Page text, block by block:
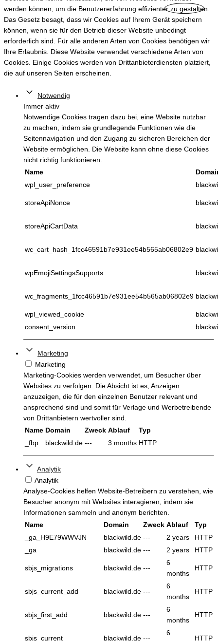
werden können, um die Benutzererfahrung effizienter zu gestalten.
Das Gesetz besagt, dass wir Cookies auf Ihrem Gerät speichern
können, wenn sie für den Betrieb dieser Website unbedingt
erforderlich sind. Für alle anderen Arten von Cookies benötigen wir
Ihre Erlaubnis. Diese Website verwendet verschiedene Arten von
Cookies. Einige Cookies werden von Drittanbieterdiensten platziert,
die auf unseren Seiten erscheinen.
Notwendig
Immer aktiv
Notwendige Cookies tragen dazu bei, eine Website nutzbar
zu machen, indem sie grundlegende Funktionen wie die
Seitennavigation und den Zugang zu sicheren Bereichen der
Website ermöglichen. Die Website kann ohne diese Cookies
nicht richtig funktionieren.
Name
wpl_user_preference
storeApiNonce
storeApiCartData
wc_cart_hash_1fcc46591b7e931ee54b565ab06802e9
wpEmojiSettingsSupports
wc_fragments_1fcc46591b7e931ee54b565ab06802e9
wpl_viewed_cookie
consent_version
Marketing
Marketing
Marketing-Cookies werden verwendet, um Besucher über
Websites zu verfolgen. Die Absicht ist es, Anzeigen
anzuzeigen, die für den einzelnen Benutzer relevant und
ansprechend sind und somit für Verlage und Werbetreibende
von Drittanbietern wertvoller sind.
Name Domain Zweck Ablauf
Typ
_fbp
blackwild.de --- 3 months HTTP
Analytik
Analytik
Analyse-Cookies helfen Website-Betreibern zu verstehen, wie
Besucher anonym mit Websites interagieren, indem sie
Informationen sammeln und anonym berichten.
Name
Domain Zweck Ablauf
Typ
_ga_H9E79WWVJN
blackwild.de --- 2 years
HTTP
_ga
blackwild.de --- 2 years HTTP
sbjs_migrations blackwild.de ---
6
months
HTTP
sbjs_current_add blackwild.de ---
6
months
HTTP
sbjs_first_add blackwild.de ---
6
months
HTTP
sbjs_current blackwild.de ---
6
HTTP